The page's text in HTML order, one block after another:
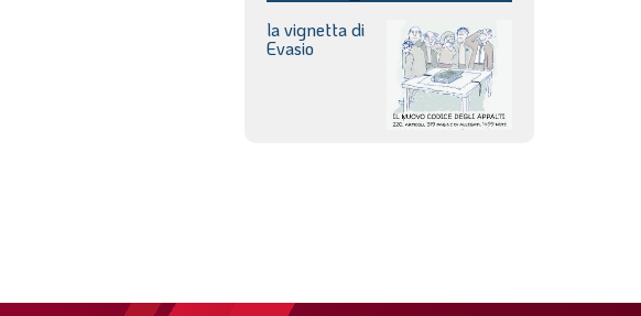
la vignetta di
Evasio